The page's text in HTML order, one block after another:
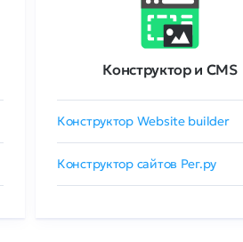
Конструктор и CMS
Конструктор Website builder
Конструктор сайтов Рег.ру